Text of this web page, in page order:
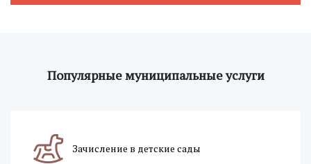
Популярные муниципальные услуги
Зачисление в детские сады